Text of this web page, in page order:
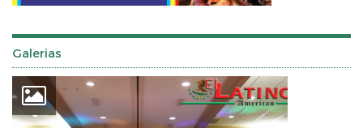
Galerias